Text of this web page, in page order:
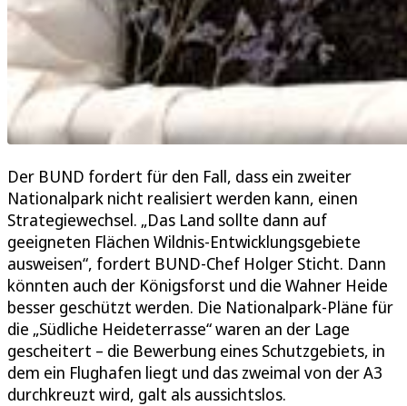
Der BUND fordert für den Fall, dass ein zweiter
Nationalpark nicht realisiert werden kann, einen
Strategiewechsel. „Das Land sollte dann auf
geeigneten Flächen Wildnis-Entwicklungsgebiete
ausweisen“, fordert BUND-Chef Holger Sticht. Dann
könnten auch der Königsforst und die Wahner Heide
besser geschützt werden. Die Nationalpark-Pläne für
die „Südliche Heideterrasse“ waren an der Lage
gescheitert – die Bewerbung eines Schutzgebiets, in
dem ein Flughafen liegt und das zweimal von der A3
durchkreuzt wird, galt als aussichtslos.